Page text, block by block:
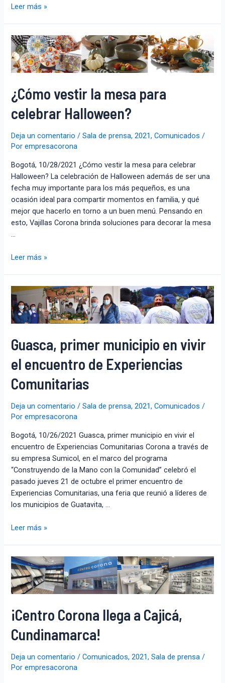
Leer más »
¿Cómo vestir la mesa para
celebrar Halloween?
Deja un comentario /Sala de prensa,2021,Comunicados /
Porempresacorona
Bogotá, 10/28/2021 ¿Cómo vestir la mesa para celebrar
Halloween? La celebración de Halloween además de ser una
fecha muy importante para los más pequeños, es una
ocasión ideal para compartir momentos en familia, y qué
mejor que hacerlo en torno a un buen menú. Pensando en
esto, Vajillas Corona brinda soluciones para decorar la mesa
…
Leer más »
Guasca, primer municipio en vivir
el encuentro de Experiencias
Comunitarias
Deja un comentario /Sala de prensa,2021,Comunicados /
Porempresacorona
Bogotá, 10/26/2021 Guasca, primer municipio en vivir el
encuentro de Experiencias Comunitarias Corona a través de
su empresa Sumicol, en el marco del programa
“Construyendo de la Mano con la Comunidad” celebró el
pasado jueves 21 de octubre el primer encuentro de
Experiencias Comunitarias, una feria que reunió a líderes de
los municipios de Guatavita, …
Leer más »
¡Centro Corona llega a Cajicá,
Cundinamarca!
Deja un comentario /Comunicados,2021,Sala de prensa /
Porempresacorona